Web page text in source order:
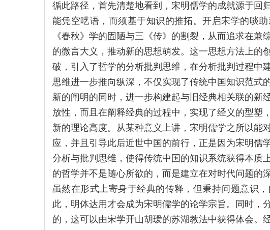
循此路径，首先清楚地看到，宋明儒学的成就源于回
能凭空呓语，而须基于知识的推拓。开启宋学的啖
《春秋》学的固陋与三《传》的割裂，从而追求在兼
的微言大义，推动新的思想萌发。这一思想方法上的
破，引入了哲学的分析批判思维，在分析批判过程中
思维进一步推向纵深，不仅实现了传统中国知识范式
新的阐明的同时，进一步构建起与旧经典相关联的新
放性，而且在阐释经典的过程中，实现了经义的型塑
新的理论高度。从某种意义上讲，宋明儒学之所以能
应，并且引导此后近世中国的前行，正是因为宋明儒
分析与批判思维，使得传统中国的知识系统获得本质
的哲学并不是随心所欲的，而是建立在对时代问题的
虽然在形式上寄身于经典的传释，但秉持问题意识
此，明体达用才会成为宋明儒学的论学宗旨。同时，
的，这可以由宋学开山胡瑗的苏湖教法中获得体会。